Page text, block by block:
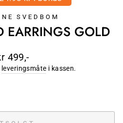
SVEDBOM
EARRINGS GOLD
499,-
leveringsmåte i kassen.